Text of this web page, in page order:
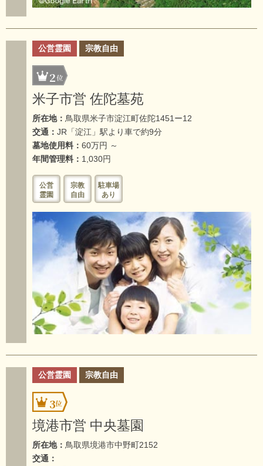
公営霊園 宗教自由
2
米子市営 佐陀墓苑
所在地： 鳥取県米子市淀江町佐陀1451ー12
交通： JR「淀江」駅より車で約9分
墓地使用料： 60万円 ～
年間管理料： 1,030円
公営
霊園
宗教
自由
駐車場
あり
公営霊園 宗教自由
3
境港市営 中央墓園
所在地： 鳥取県境港市中野町2152
交通：